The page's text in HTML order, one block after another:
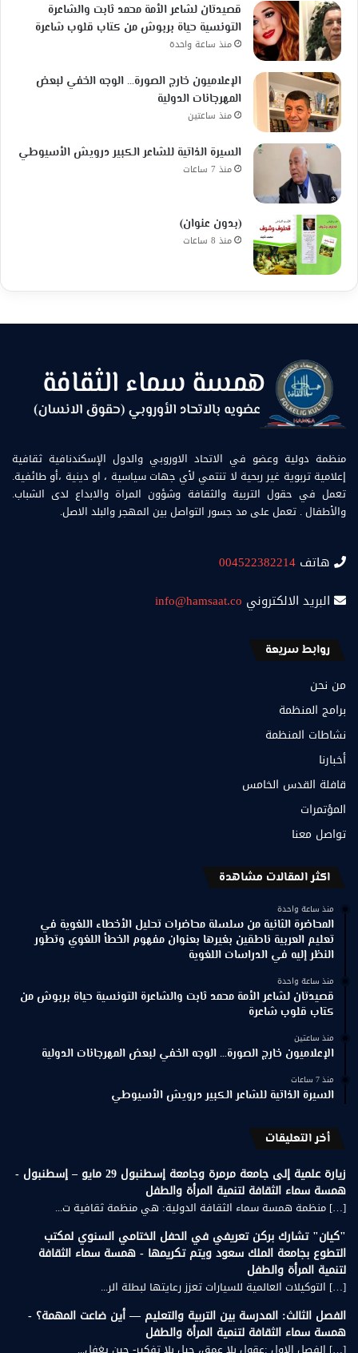
قصيدتان لشاعر الأمة محمد ثابت والشاعرة
التونسية حياة بربوش من كتاب قلوب شاعرة
منذ ساعة واحدة
الإعلاميون خارج الصورة… الوجه الخفي لبعض
المهرجانات الدولية
منذ ساعتين
السيرة الذاتية للشاعر الكبير درويش الأسيوطي
منذ 7 ساعات
(بدون عنوان)
منذ 8 ساعات
منظمة دولية وعضو في الاتحاد الاوروبي والدول الإسكندنافية ثقافية
إعلامية تربوية غير ربحية لا تنتمي لأي جهات سياسية ، او دينية ،أو طائفية.
تعمل في حقول التربية والثقافة وشؤون المراة والابداع لدى الشباب.
والأطفال . تعمل على مد جسور التواصل بين المهجر والبلد الاصل.
هاتف 004522382214
البريد الالكتروني info@hamsaat.co
روابط سريعة
من نحن
برامج المنظمة
نشاطات المنظمة
أخبارنا
قافلة القدس الخامس
المؤتمرات
تواصل معنا
اكثر المقالات مشاهدة
منذ ساعة واحدة
المحاضرة الثانية من سلسلة محاضرات تحليل الأخطاء اللغوية في
تعليم العربية ناطقين بغيرها بعنوان مفهوم الخطأ اللغوي وتطور
النظر إليه في الدراسات اللغوية
منذ ساعة واحدة
قصيدتان لشاعر الأمة محمد ثابت والشاعرة التونسية حياة بربوش من
كتاب قلوب شاعرة
منذ ساعتين
الإعلاميون خارج الصورة… الوجه الخفي لبعض المهرجانات الدولية
منذ 7 ساعات
السيرة الذاتية للشاعر الكبير درويش الأسيوطي
أخر التعليقات
زيارة علمية إلى جامعة مرمرة وجامعة إسطنبول 29 مايو – إسطنبول -
همسة سماء الثقافة لتنمية المرأة والطفل
[…] منظمة همسة سماء الثقافة الدولية: هي منظمة ثقافية ت...
"كيان" تشارك بركن تعريفي في الحفل الختامي السنوي لمكتب
التطوع بجامعة الملك سعود ويتم تكريمها - همسة سماء الثقافة
لتنمية المرأة والطفل
[…] التوكيلات العالمية للسيارات تعزز رعايتها لبطلة الر...
الفصل الثالث: المدرسة بين التربية والتعليم — أين ضاعت المهمة؟ -
همسة سماء الثقافة لتنمية المرأة والطفل